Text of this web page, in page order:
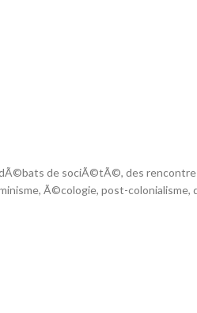
de sociÃ©tÃ©, des
Ã©cologie, post-colonialisme,